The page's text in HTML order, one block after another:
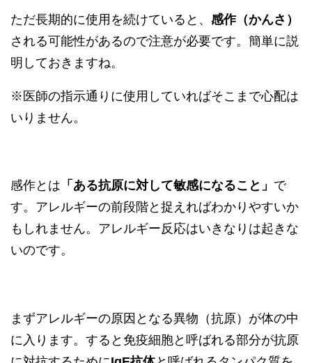
ただ長期的に使用を続けていると、 感作（かんさ）
される可能性があるので注意が必要です。簡単に説
明しておきますね。
※医師の指示通りに使用していればそこまで心配は
いりません。
感作とは 「ある抗原に対して敏感になること」 で
す。アレルギーの前段階と捉えればわかりやすいか
もしれません。アレルギー反応はいきなりは起きな
いのです。
まずアレルギーの原因となる異物（抗原）が体の中
に入ります。すると免疫細胞と呼ばれる部分が抗原